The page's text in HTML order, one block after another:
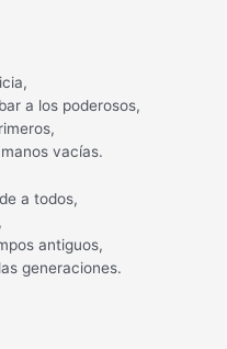
a los poderosos,
vacías.
a todos,
antiguos,
generaciones.